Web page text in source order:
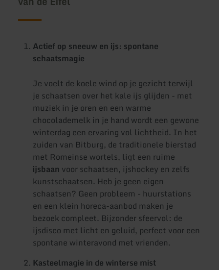
Actief op sneeuw en ijs: spontane
schaatsmagie
Je voelt de koele wind op je gezicht terwijl
je schaatsen over het kale ijs glijden - met
muziek in je oren en een warme
chocolademelk in je hand wordt een gewone
winterdag een ervaring vol lichtheid. In het
zuiden van Bitburg, de traditionele bierstad
met Romeinse wortels, ligt een ruime
ijsbaan voor schaatsen, ijshockey en zelfs
kunstschaatsen. Heb je geen eigen
schaatsen? Geen probleem - huurstations
en een klein horeca-aanbod maken je
bezoek compleet. Bijzonder sfeervol: de
ijsdisco met licht en geluid, perfect voor een
spontane winteravond met vrienden.
Kasteelmagie in de winterse mist